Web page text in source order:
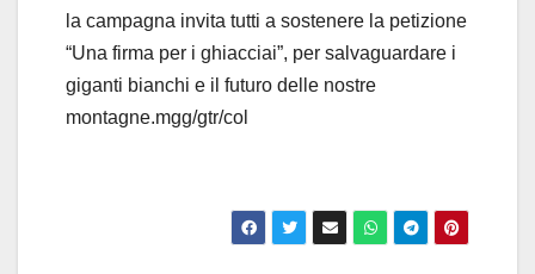
la campagna invita tutti a sostenere la petizione
“Una firma per i ghiacciai”, per salvaguardare i
giganti bianchi e il futuro delle nostre
montagne.mgg/gtr/col